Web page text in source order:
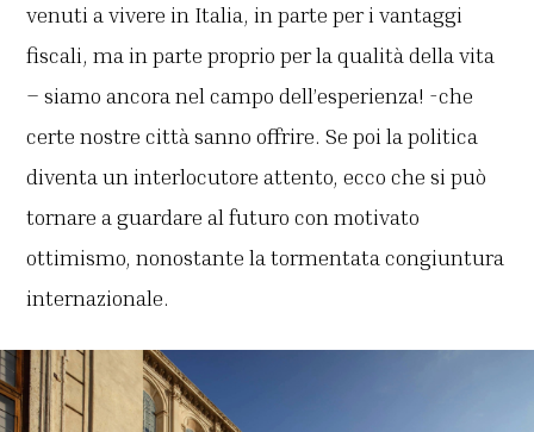
venuti a vivere in Italia, in parte per i vantaggi
fiscali, ma in parte proprio per la qualità della vita
– siamo ancora nel campo dell’esperienza! -che
certe nostre città sanno offrire. Se poi la politica
diventa un interlocutore attento, ecco che si può
tornare a guardare al futuro con motivato
ottimismo, nonostante la tormentata congiuntura
internazionale.